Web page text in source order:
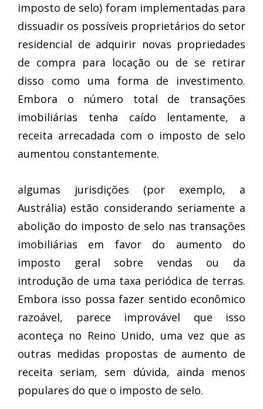
imposto de selo) foram implementadas para
dissuadir os possíveis proprietários do setor
residencial de adquirir novas propriedades
de compra para locação ou de se retirar
disso como uma forma de investimento.
Embora o número total de transações
imobiliárias tenha caído lentamente, a
receita arrecadada com o imposto de selo
aumentou constantemente.
algumas jurisdições (por exemplo, a
Austrália) estão considerando seriamente a
abolição do imposto de selo nas transações
imobiliárias em favor do aumento do
imposto geral sobre vendas ou da
introdução de uma taxa periódica de terras.
Embora isso possa fazer sentido econômico
razoável, parece improvável que isso
aconteça no Reino Unido, uma vez que as
outras medidas propostas de aumento de
receita seriam, sem dúvida, ainda menos
populares do que o imposto de selo.